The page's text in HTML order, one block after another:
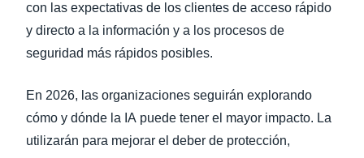
con las expectativas de los clientes de acceso rápido
y directo a la información y a los procesos de
seguridad más rápidos posibles.
En 2026, las organizaciones seguirán explorando
cómo y dónde la IA puede tener el mayor impacto. La
utilizarán para mejorar el deber de protección,